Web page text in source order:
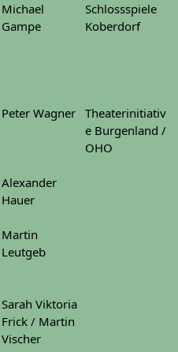
Michael
Gampe
Schlossspiele
Koberdorf
Peter Wagner Theaterinitiativ
e Burgenland /
OHO
Alexander
Hauer
Martin
Leutgeb
Sarah Viktoria
Frick / Martin
Vischer